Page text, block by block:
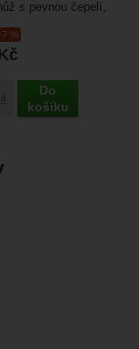
-7 %
Porovnat
Do
košíku
s pevnou čepelí,